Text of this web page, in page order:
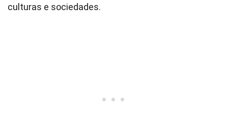
culturas e sociedades.